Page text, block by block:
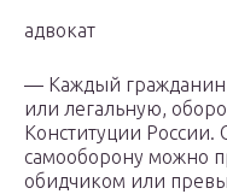
адвокат
— Каждый гражданин
или легальную,
Конституции России.
самооборону можно
обидчиком или